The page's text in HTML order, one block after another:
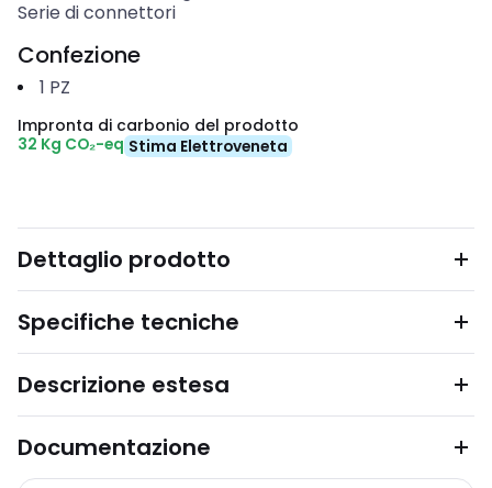
Serie di connettori
Confezione
1 PZ
Impronta di carbonio del prodotto
32 Kg CO₂-eq Stima Elettroveneta
Dettaglio prodotto
Specifiche tecniche
Descrizione estesa
Documentazione